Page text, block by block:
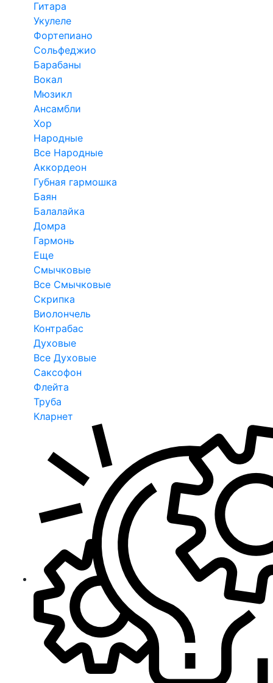
Гитара
Укулеле
Фортепиано
Сольфеджио
Барабаны
Вокал
Мюзикл
Ансамбли
Хор
Народные
Все Народные
Аккордеон
Губная гармошка
Баян
Балалайка
Домра
Гармонь
Еще
Смычковые
Все Смычковые
Скрипка
Виолончель
Контрабас
Духовые
Все Духовые
Саксофон
Флейта
Труба
Кларнет